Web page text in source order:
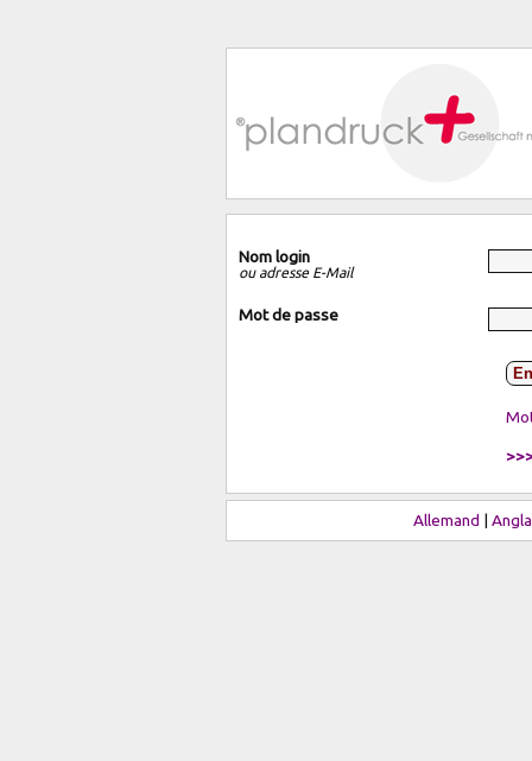
Nom login
ou adresse E-Mail
Mot de passe
Allemand |